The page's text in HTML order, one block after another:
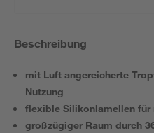
Beschreibung
mit Luft angereicherte
Nutzung
flexible Silikonlamellen für
großzügiger Raum durch